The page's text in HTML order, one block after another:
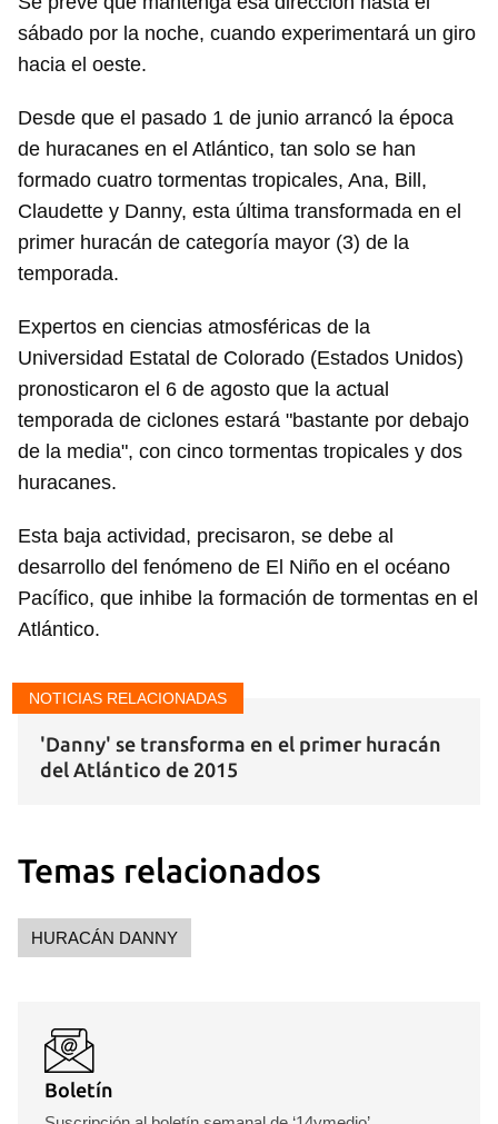
sábado por la noche, cuando experimentará un giro
hacia el oeste.
Desde que el pasado 1 de junio arrancó la época
de huracanes en el Atlántico, tan solo se han
formado cuatro tormentas tropicales, Ana, Bill,
Claudette y Danny, esta última transformada en el
primer huracán de categoría mayor (3) de la
temporada.
Expertos en ciencias atmosféricas de la
Universidad Estatal de Colorado (Estados Unidos)
pronosticaron el 6 de agosto que la actual
temporada de ciclones estará "bastante por debajo
de la media", con cinco tormentas tropicales y dos
huracanes.
Esta baja actividad, precisaron, se debe al
desarrollo del fenómeno de El Niño en el océano
Pacífico, que inhibe la formación de tormentas en el
Atlántico.
NOTICIAS RELACIONADAS
'Danny' se transforma en el primer huracán
del Atlántico de 2015
Temas relacionados
HURACÁN DANNY
Boletín